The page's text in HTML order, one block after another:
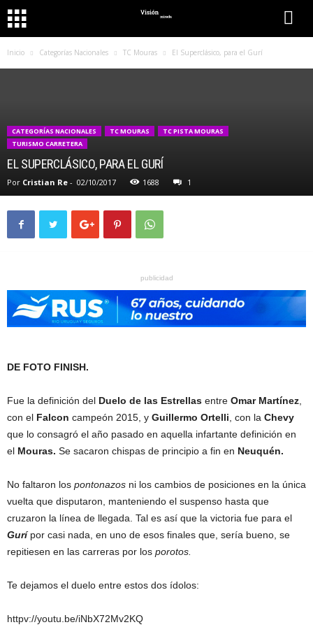
Inicio Categorías Nacionales TC Mouras El Superclásico, para el Gurí
CATEGORÍAS NACIONALES TC MOURAS
TC PISTA MOURAS
TURISMO CARRETERA
EL SUPERCLÁSICO, PARA EL GURÍ
Por Cristian Re - 02/10/2017 1688 1
publicidad
DE FOTO FINISH.
Fue la definición del Duelo de las Estrellas entre Omar Martínez
con el Falcon campeón 2015, y Guillermo Ortelli , con la Chevy
que lo consagró el año pasado en aquella infartante definición en
el Mouras. Se sacaron chispas de principio a fin en Neuquén.
No faltaron los pontonazos ni los cambios de posiciones en la única
vuelta que disputaron, manteniendo el suspenso hasta que
cruzaron la línea de llegada. Tal es así que la victoria fue para el
Gurípor casi nada, en uno de esos finales que, sería bueno, se
repitiesen en las carreras por los porotos.
Te dejamos el duelo entre estos dos ídolos:
httpv://youtu.be/iNbX72Mv2KQ